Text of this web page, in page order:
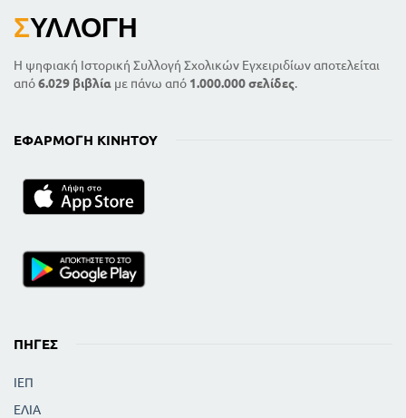
ΣΥΛΛΟΓΉ
Η ψηφιακή Ιστορική Συλλογή Σχολικών Εγχειριδίων αποτελείται
από6.029 βιβλία με πάνω από 1.000.000 σελίδες.
ΕΦΑΡΜΟΓΉ ΚΙΝΗΤΟΎ
ΠΗΓΈΣ
ΙΕΠ
ΕΛΙΑ